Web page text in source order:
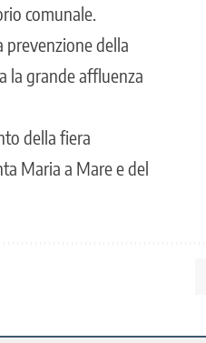
comunale.
prevenzione della
la grande affluenza
della fiera
Maria a Mare e del